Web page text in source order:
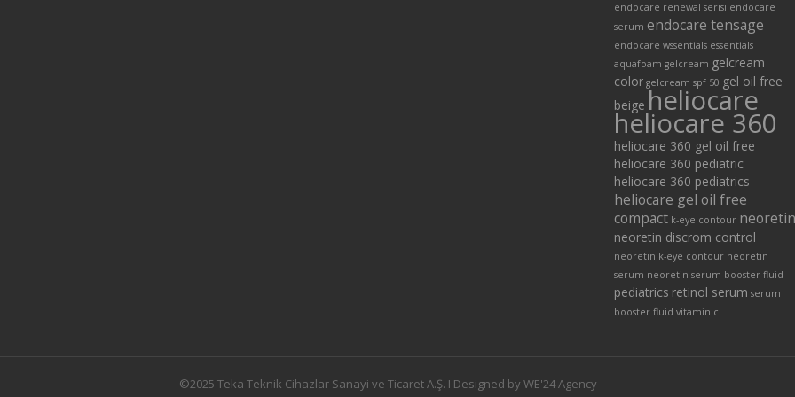
endocare renewal serisi endocare
serum endocare tensage
endocare wssentials essentials
aquafoam gelcream gelcream
color gelcream spf 50 gel oil free
beigeheliocare
heliocare 360
heliocare 360 gel oil free
heliocare 360 pediatric
heliocare 360 pediatrics
heliocare gel oil free
compact k-eye contour neoretin
neoretin discrom control
neoretin k-eye contour neoretin
serum neoretin serum booster fluid
pediatrics retinol serum serum
booster fluid vitamin c
©2025 Teka Teknik Cihazlar Sanayi ve Ticaret A.Ş. I Designed by WE'24 Agency